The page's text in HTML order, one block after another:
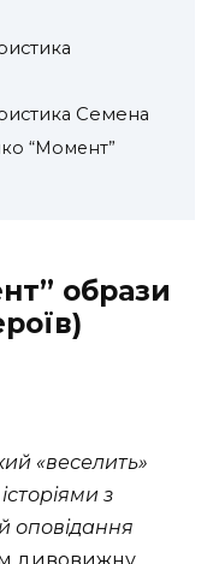
Семена
“Момент”
образи
«веселить»
з
оповідання